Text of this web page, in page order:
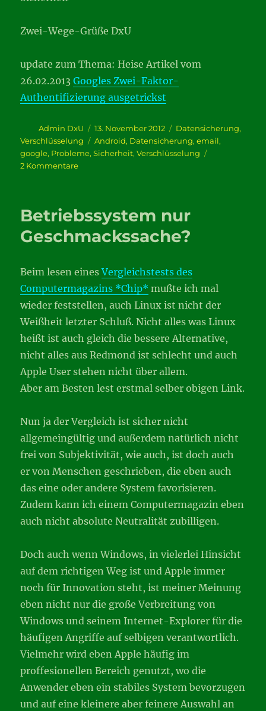
Zwei-Wege-Grüße DxU
update zum Thema: Heise Artikel vom
26.02.2013Googles Zwei-Faktor-
Authentifizierung ausgetrickst
Autor
Admin DxU
Veröffentlicht
am
13. November 2012 Kategorien
Datensicherung,
Verschlüsselung
Schlagwörter
Android, Datensicherung,email,
google, Probleme,Sicherheit,Verschlüsselung
2 Kommentarezu
Betriebssystem nur
Geschmackssache?
Beim lesen einesVergleichstests des
Computermagazins *Chip* mußte ich mal
wieder feststellen, auch Linux ist nicht der
Weißheit letzter Schluß. Nicht alles was Linux
heißt ist auch gleich die bessere Alternative,
nicht alles aus Redmond ist schlecht und auch
Apple User stehen nicht über allem.
Aber am Besten lest erstmal selber obigen Link.
Nun ja der Vergleich ist sicher nicht
allgemeingültig und außerdem natürlich nicht
frei von Subjektivität, wie auch, ist doch auch
er von Menschen geschrieben, die eben auch
das eine oder andere System favorisieren.
Zudem kann ich einem Computermagazin eben
auch nicht absolute Neutralität zubilligen.
Doch auch wenn Windows, in vielerlei Hinsicht
auf dem richtigen Weg ist und Apple immer
noch für Innovation steht, ist meiner Meinung
eben nicht nur die große Verbreitung von
Windows und seinem Internet-Explorer für die
häufigen Angriffe auf selbigen verantwortlich.
Vielmehr wird eben Apple häufig im
proffesionellen Bereich genutzt, wo die
Anwender eben ein stabiles System bevorzugen
und auf eine kleinere aber feinere Auswahl an